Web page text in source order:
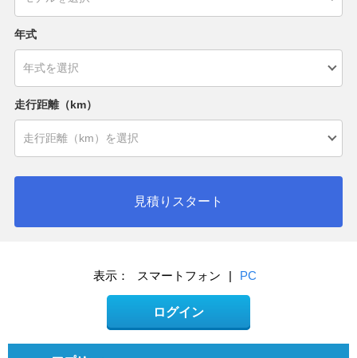
年式
走行距離（km）
見積りスタート
表示： スマートフォン | PC
ログイン